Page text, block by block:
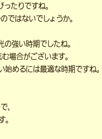
たりですね。
ではないでしょうか。
強い時期でしたね。
場合がございます。
始めるには最適な時期ですね。
、